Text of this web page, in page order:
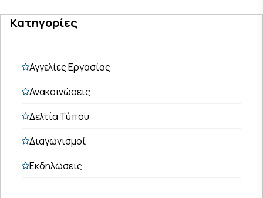
Κατηγορίες
Αγγελίες Εργασίας
Ανακοινώσεις
Δελτία Τύπου
Διαγωνισμοί
Εκδηλώσεις